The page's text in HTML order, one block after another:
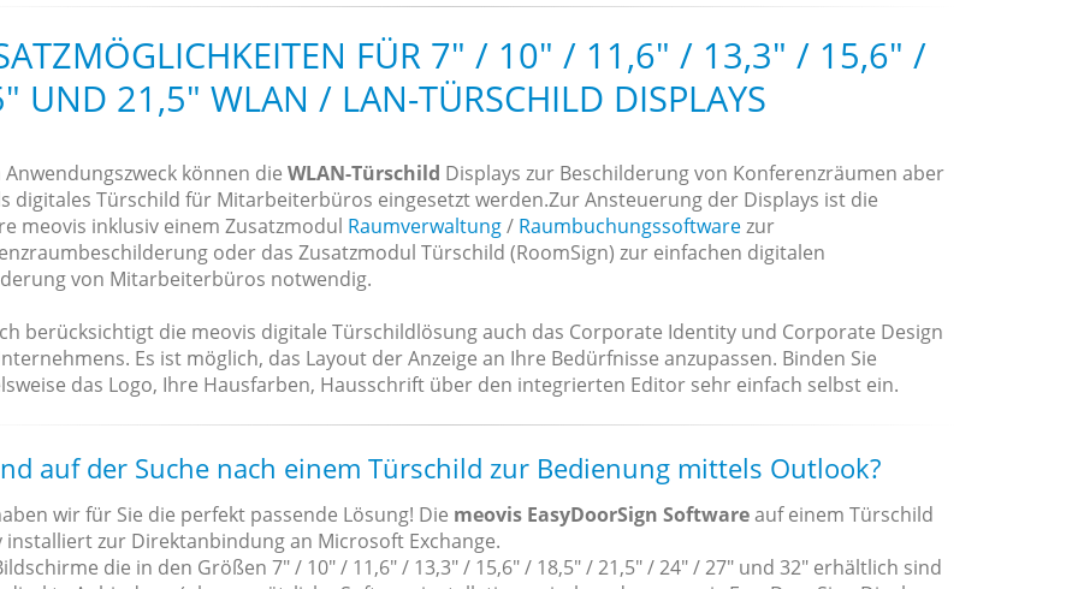
FÜR 7" / 10" / 11,6" / 13,3" / 15,6" /
UND 21,5" WLAN / LAN-TÜRSCHILD DISPLAYS
Anwendungszweck können die WLAN-Türschild Displays zur Beschilderung von Konferenzräumen aber
digitales Türschild für Mitarbeiterbüros eingesetzt werden.Zur Ansteuerung der Displays ist die
meovis inklusiv einem Zusatzmodul Raumverwaltung/ Raumbuchungssoftwarezur
oder das Zusatzmodul Türschild (RoomSign) zur einfachen digitalen
von Mitarbeiterbüros notwendig.
berücksichtigt die meovis digitale Türschildlösung auch das Corporate Identity und Corporate Design
Es ist möglich, das Layout der Anzeige an Ihre Bedürfnisse anzupassen. Binden Sie
das Logo, Ihre Hausfarben, Hausschrift über den integrierten Editor sehr einfach selbst ein.
auf der Suche nach einem Türschild zur Bedienung mittels Outlook?
wir für Sie die perfekt passende Lösung! Die meovis EasyDoorSign Softwareauf einem Türschild
installiert zur Direktanbindung an Microsoft Exchange.
die in den Größen 7" / 10" / 11,6" / 13,3" / 15,6" / 18,5" / 21,5" / 24" / 27" und 32" erhältlich sind